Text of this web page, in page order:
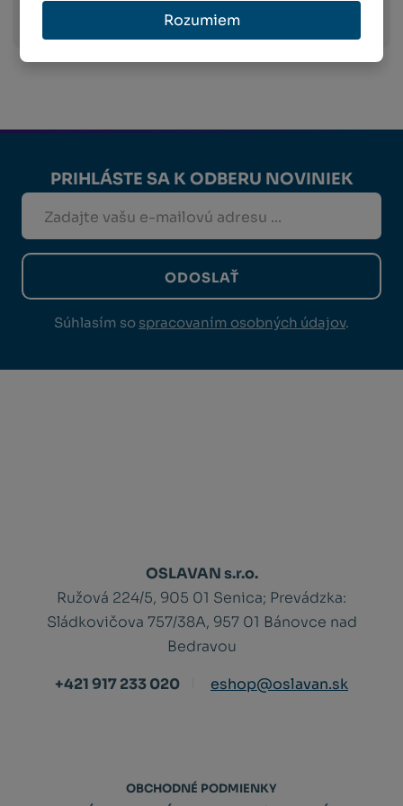
Rozumiem
Viac informácií o preprave
PRIHLÁSTE SA K ODBERU NOVINIEK
ODOSLAŤ
Súhlasím so spracovaním osobných údajov.
OSLAVAN s.r.o.
Ružová 224/5, 905 01 Senica; Prevádzka:
Sládkovičova 757/38A, 957 01 Bánovce nad
Bedravou
+421 917 233 020
eshop@oslavan.sk
OBCHODNÉ PODMIENKY